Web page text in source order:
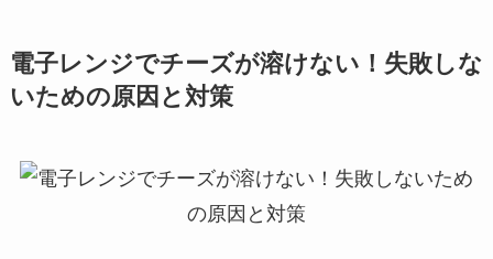
電子レンジでチーズが溶けない！失敗しな
いための原因と対策